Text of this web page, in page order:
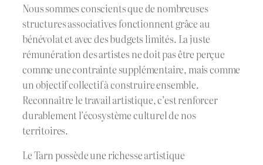
Nous sommes conscients que de nombreuses
structures associatives fonctionnent grâce au
bénévolat et avec des budgets limités. La juste
rémunération des artistes ne doit pas être perçue
comme une contrainte supplémentaire, mais comme
un objectif collectif à construire ensemble.
Reconnaître le travail artistique, c’est renforcer
durablement l’écosystème culturel de nos
territoires.
Le Tarn possède une richesse artistique